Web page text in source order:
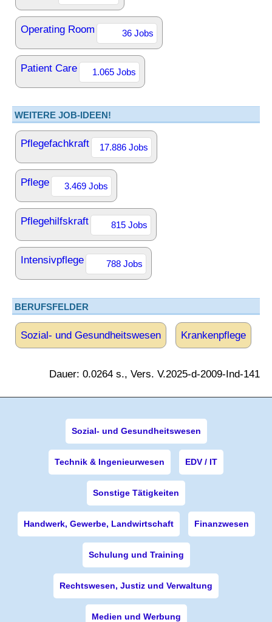
Operating Room 36 Jobs
Patient Care 1.065 Jobs
WEITERE JOB-IDEEN!
Pflegefachkraft 17.886 Jobs
Pflege 3.469 Jobs
Pflegehilfskraft 815 Jobs
Intensivpflege 788 Jobs
BERUFSFELDER
Sozial- und Gesundheitswesen Krankenpflege
Dauer: 0.0264 s., Vers. V.2025-d-2009-Ind-141
Sozial- und Gesundheitswesen
Technik & Ingenieurwesen EDV / IT
Sonstige Tätigkeiten
Handwerk, Gewerbe, Landwirtschaft Finanzwesen
Schulung und Training
Rechtswesen, Justiz und Verwaltung
Medien und Werbung